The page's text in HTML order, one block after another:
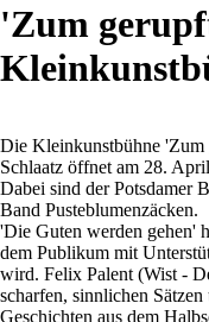
'Zum
Die Kleinkunstbühne
Schlaatz öffnet am 28.
Dabei sind der Potsdamer
Band Pusteblumenzäcken.
'Die Guten werden gehen'
dem Publikum mit
wird. Felix Palent (Wist -
scharfen, sinnlichen
Geschichten aus dem